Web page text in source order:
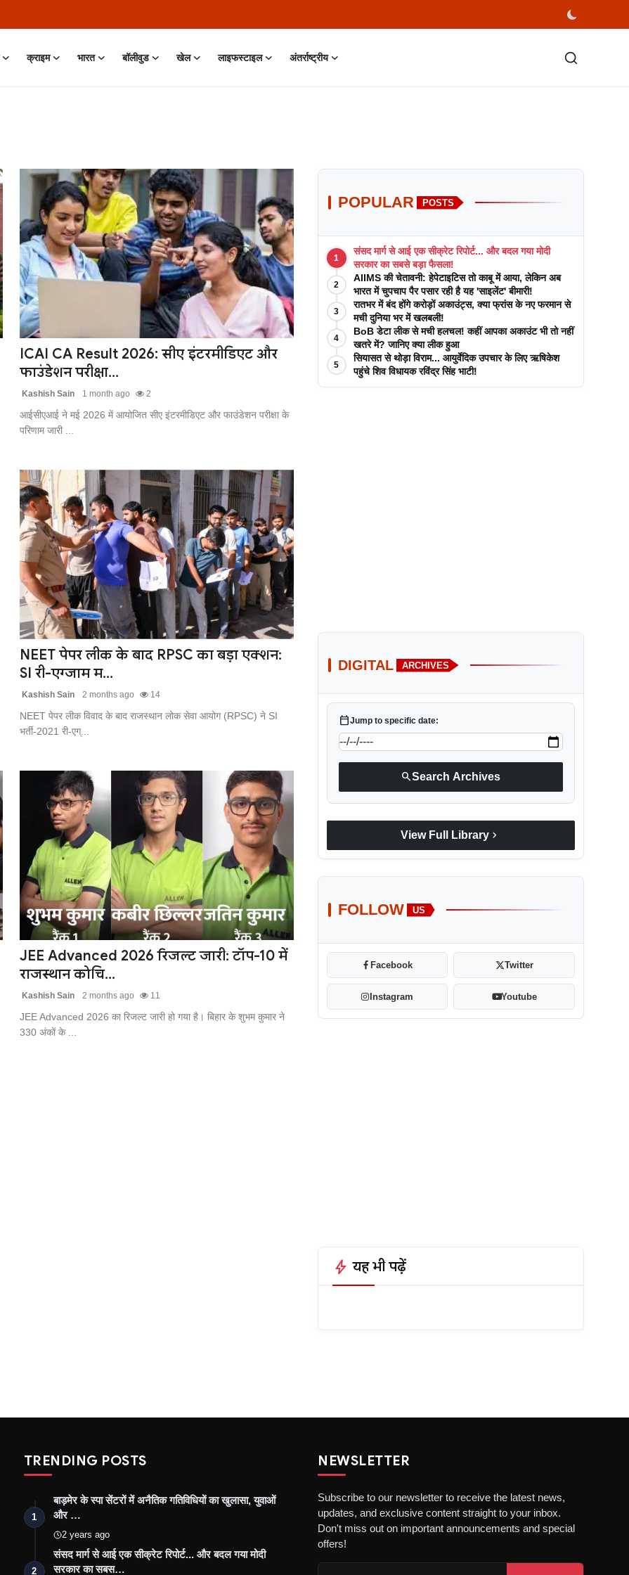
क्राइम भारत बॉलीवुड खेल लाइफस्टाइल अंतर्राष्ट्रीय
ICAI CA Result 2026: सीए इंटरमीडिएट और
फाउंडेशन परीक्षा...
Kashish Sain 1 month ago 2
आईसीएआई ने मई 2026 में आयोजित सीए इंटरमीडिएट और फाउंडेशन परीक्षा के
परिणाम जारी ...
NEET पेपर लीक के बाद RPSC का बड़ा एक्शन:
SI री-एग्जाम म...
Kashish Sain 2 months ago 14
NEET पेपर लीक विवाद के बाद राजस्थान लोक सेवा आयोग (RPSC) ने SI
भर्ती-2021 री-एग्...
JEE Advanced 2026 रिजल्ट जारी: टॉप-10 में
राजस्थान कोचि...
Kashish Sain 2 months ago 11
JEE Advanced 2026 का रिजल्ट जारी हो गया है। बिहार के शुभम कुमार ने
330 अंकों के ...
POPULAR POSTS
1
संसद मार्ग से आई एक सीक्रेट रिपोर्ट... और बदल गया मोदी
सरकार का सबसे बड़ा फैसला!
2
AIIMS की चेतावनी: हेपेटाइटिस तो काबू में आया, लेकिन अब
भारत में चुपचाप पैर पसार रही है यह 'साइलेंट' बीमारी!
3
रातभर में बंद होंगे करोड़ों अकाउंट्स, क्या फ्रांस के नए फरमान से
मची दुनिया भर में खलबली!
4
BoB डेटा लीक से मची हलचल! कहीं आपका अकाउंट भी तो नहीं
खतरे में? जानिए क्या लीक हुआ
5
सियासत से थोड़ा विराम... आयुर्वेदिक उपचार के लिए ऋषिकेश
पहुंचे शिव विधायक रविंद्र सिंह भाटी!
DIGITAL ARCHIVES
calendar_todayJump to specific date:
searchSearch Archives
View Full Library chevron_right
FOLLOW US
Facebook Twitter
Instagram Youtube
bolt यह भी पढ़ें
TRENDING POSTS
1
बाड़मेर के स्पा सेंटरों में अनैतिक गतिविधियों का खुलासा, युवाओं
और …
2 years ago
2
संसद मार्ग से आई एक सीक्रेट रिपोर्ट... और बदल गया मोदी
सरकार का सबस…
NEWSLETTER
Subscribe to our newsletter to receive the latest news,
updates, and exclusive content straight to your inbox.
Don't miss out on important announcements and special
offers!